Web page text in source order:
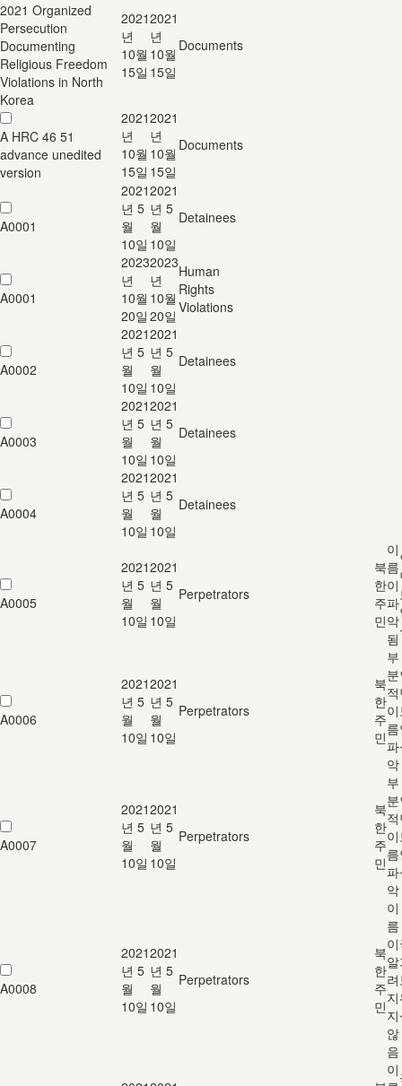
2021 Organized
Persecution
Documenting
Religious Freedom
Violations in North
Korea
2021
년
10월
15일
2021
년
10월
15일
Documents
A HRC 46 51
advance unedited
version
2021
년
10월
15일
2021
년
10월
15일
Documents
A0001
2021
년 5
월
10일
2021
년 5
월
10일
Detainees
A0001
2023
년
10월
20일
2023
년
10월
20일
Human
Rights
Violations
A0002
2021
년 5
월
10일
2021
년 5
월
10일
Detainees
A0003
2021
년 5
월
10일
2021
년 5
월
10일
Detainees
A0004
2021
년 5
월
10일
2021
년 5
월
10일
Detainees
A0005
2021
년 5
월
10일
2021
년 5
월
10일
Perpetrators
북
한
주
민
이
름
이
파
악
됨
A0006
2021
년 5
월
10일
2021
년 5
월
10일
Perpetrators
북
한
주
민
부
분
적
이
름
파
악
A0007
2021
년 5
월
10일
2021
년 5
월
10일
Perpetrators
북
한
주
민
부
분
적
이
름
파
악
A0008
2021
년 5
월
10일
2021
년 5
월
10일
Perpetrators
북
한
주
민
이
름
이
알
려
지
지
않
음
이